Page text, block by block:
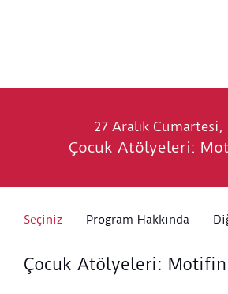
27 Aralık Cumartesi,
Çocuk Atölyeleri:
Seçiniz Program Hakkında
Çocuk Atölyeleri: